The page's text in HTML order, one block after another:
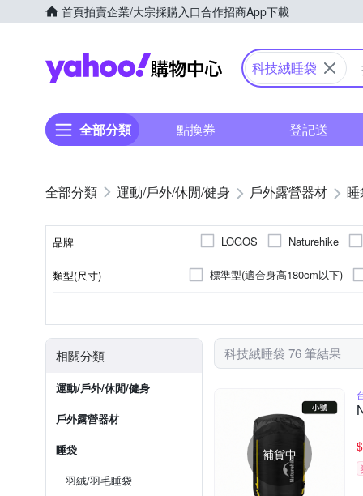
首頁拍賣企業/大宗採購入口合作招商App下載
Yahoo購物中心
科技絨睡袋
全部分類 點換券 登記送
運動/戶外/休閒/健身 戶外露營器材 睡
品牌 LOGOS Naturehike
類型(尺寸) 標準型(適合身高180cm以下)
相關分類
運動/戶外/休閒/健身
戶外露營器材
睡袋
羽絨/羽毛睡袋
科技絨睡袋 76 筆結果
補貨中 $